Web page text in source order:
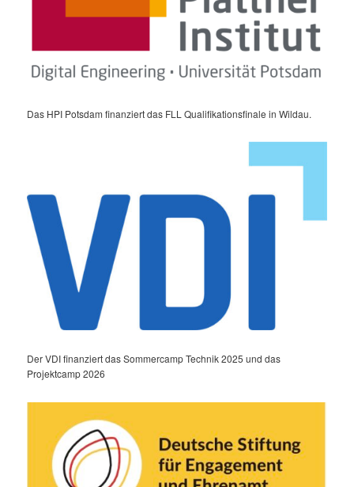
Das HPI Potsdam finanziert das FLL Qualifikationsfinale in Wildau.
Der VDI finanziert das Sommercamp Technik 2025 und das
Projektcamp 2026